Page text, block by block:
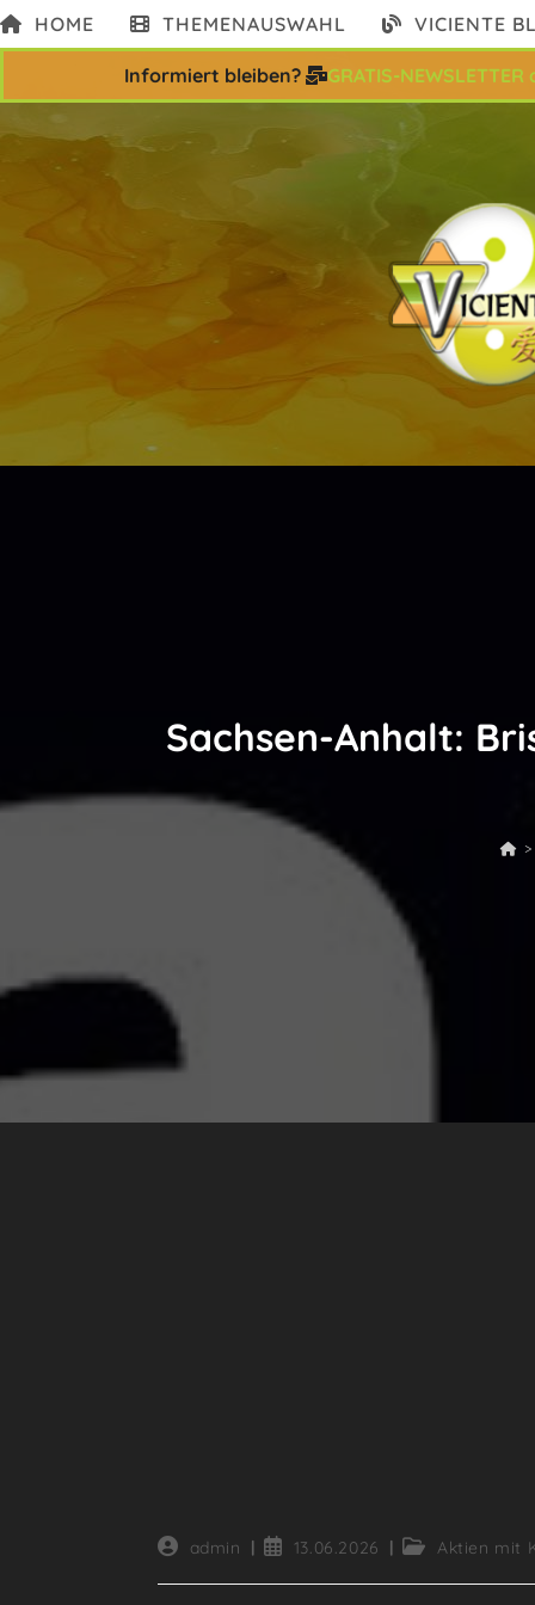
Zum
Inhalt
HOME THEMENAUSWAHL VICIENTE
Sachsen-Anhalt:
>
Beitrags-
admin
Beitrag13.06.2026
Beitrags-Aktien mit
Informiert bleiben? GRATIS-